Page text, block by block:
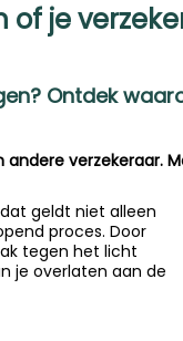
je
Ontdek
verzekeraar.
geldt niet alleen
proces. Door
tegen het licht
je overlaten aan de